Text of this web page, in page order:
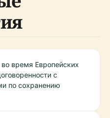
время Европейских
с
по сохранению